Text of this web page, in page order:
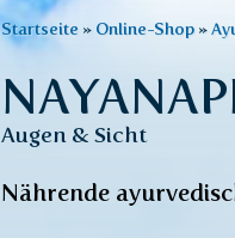
Sie
sind
hier
Startseite » Online-Shop »
Augen & Sicht
Nährende